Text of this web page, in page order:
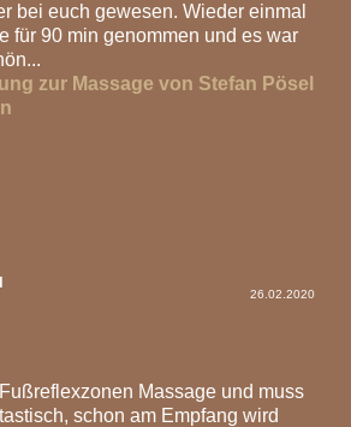
bei euch gewesen. Wieder einmal
für 90 min genommen und es war
zur Massage von Stefan Pösel
26.02.2020
Massage und muss
schon am Empfang wird